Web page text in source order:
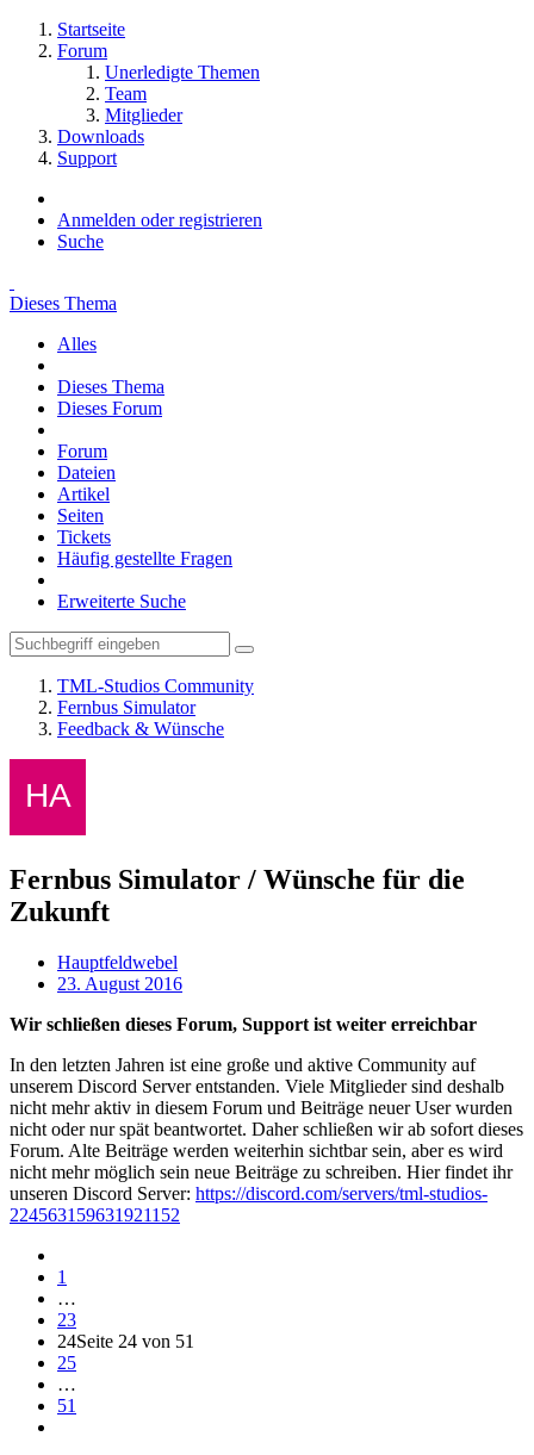
Startseite
Forum
Unerledigte Themen
Team
Mitglieder
Downloads
Support
Anmelden oder registrieren
Suche
Dieses Thema
Alles
Dieses Thema
Dieses Forum
Forum
Dateien
Artikel
Seiten
Tickets
Häufig gestellte Fragen
Erweiterte Suche
TML-Studios Community
Fernbus Simulator
Feedback & Wünsche
Fernbus Simulator / Wünsche für die
Zukunft
Hauptfeldwebel
23. August 2016
Wir schließen dieses Forum, Support ist weiter erreichbar
In den letzten Jahren ist eine große und aktive Community auf
unserem Discord Server entstanden. Viele Mitglieder sind deshalb
nicht mehr aktiv in diesem Forum und Beiträge neuer User wurden
nicht oder nur spät beantwortet. Daher schließen wir ab sofort dieses
Forum. Alte Beiträge werden weiterhin sichtbar sein, aber es wird
nicht mehr möglich sein neue Beiträge zu schreiben. Hier findet ihr
unseren Discord Server: https://discord.com/servers/tml-studios-
224563159631921152
1
…
23
24Seite 24 von 51
25
…
51